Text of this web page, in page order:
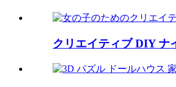
クリエイティブ DIY ナ